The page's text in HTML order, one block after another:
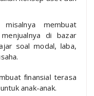
membuat
di bazar
soal modal, laba,
finansial terasa
anak-anak.